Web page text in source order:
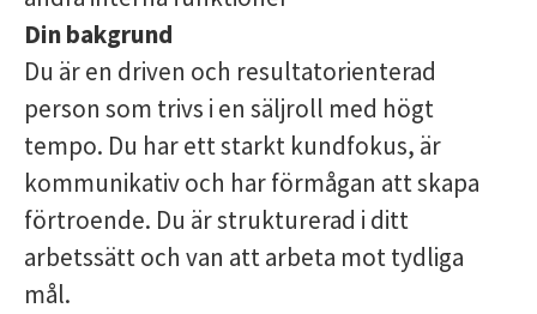
Din bakgrund
Du är en driven och resultatorienterad
person som trivs i en säljroll med högt
tempo. Du har ett starkt kundfokus, är
kommunikativ och har förmågan att skapa
förtroende. Du är strukturerad i ditt
arbetssätt och van att arbeta mot tydliga
mål.